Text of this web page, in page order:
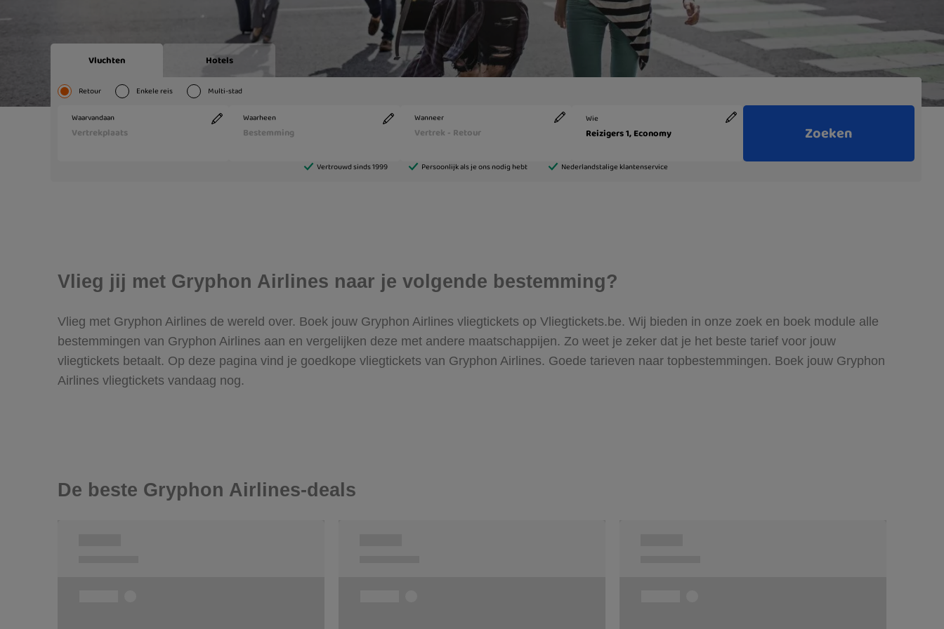
Vlieg jij met Gryphon Airlines naar je volgende bestemming?
Vlieg met Gryphon Airlines de wereld over. Boek jouw Gryphon Airlines vliegtickets op Vliegtickets.be. Wij bieden in onze zoek en boek module alle
bestemmingen van Gryphon Airlines aan en vergelijken deze met andere maatschappijen. Zo weet je zeker dat je het beste tarief voor jouw
vliegtickets betaalt. Op deze pagina vind je goedkope vliegtickets van Gryphon Airlines. Goede tarieven naar topbestemmingen. Boek jouw Gryphon
Airlines vliegtickets vandaag nog.
De beste Gryphon Airlines-deals